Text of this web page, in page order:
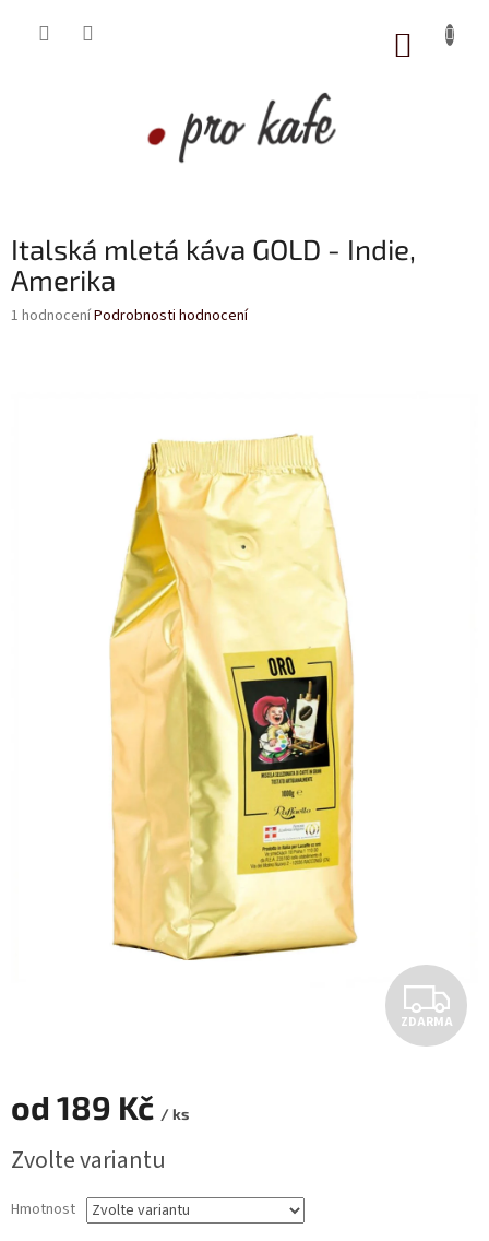
Italská mletá káva GOLD - Indie,
Amerika
Průměrné
1 hodnoceníPodrobnosti hodnocení
Z
D
ZDARMA
od 189 Kč / ks
cena:
Zvolte variantu
Hmotnost